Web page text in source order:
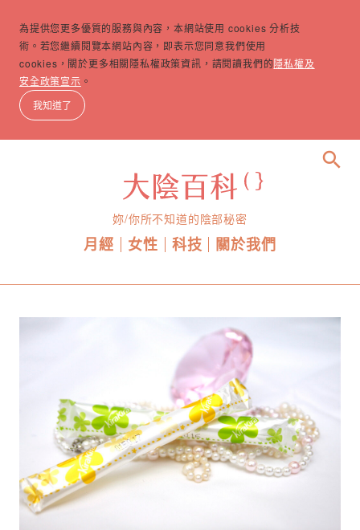
為提供您更多優質的服務與內容，本網站使用 cookies 分析技
術。若您繼續閱覽本網站內容，即表示您同意我們使用
cookies，關於更多相關隱私權政策資訊，請閱讀我們的隱私權及
安全政策宣示 。
我知道了
妳/你所不知道的陰部秘密
月經 女性 科技 關於我們
search